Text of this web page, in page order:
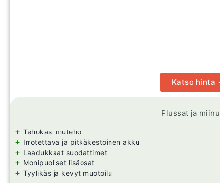
Katso hinta
Plussat ja
+ Tehokas imuteho
+ Irrotettava ja pitkäkestoinen akku
+ Laadukkaat suodattimet
+ Monipuoliset lisäosat
+ Tyylikäs ja kevyt muotoilu